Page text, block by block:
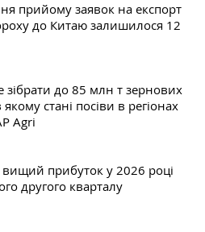
прийому заявок на експорт
до Китаю залишилося 12
зібрати до 85 млн т зернових
стані посіви в регіонах
Agri
вищий прибуток у 2026 році
другого кварталу